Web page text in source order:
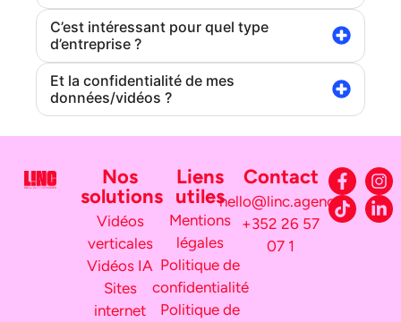
C’est intéressant pour quel type
d’entreprise ?
Et la confidentialité de mes
données/vidéos ?
Nos
solutions
Vidéos
verticales
Vidéos IA
Sites
internet
Liens
utiles
Mentions
légales
Politique de
confidentialité
Politique de
Contact
hello@linc.agency
+352 26 57
07 1